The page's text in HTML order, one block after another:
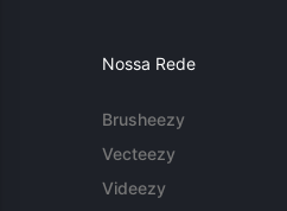
Nossa Rede
Brusheezy
Vecteezy
Videezy